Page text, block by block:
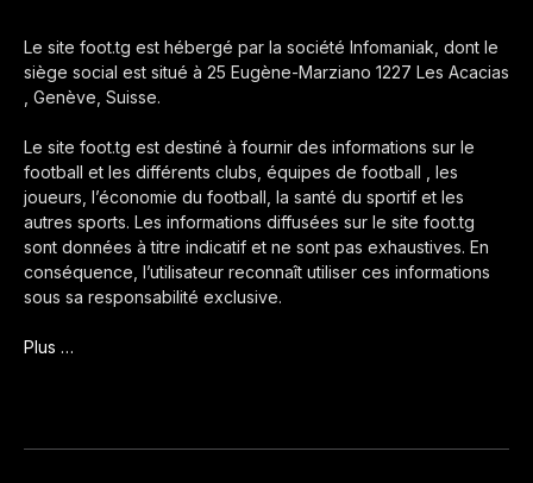
Le site foot.tg est hébergé par la société Infomaniak, dont le
siège social est situé à 25 Eugène-Marziano 1227 Les Acacias
, Genève, Suisse.
Le site foot.tg est destiné à fournir des informations sur le
football et les différents clubs, équipes de football , les
joueurs, l’économie du football, la santé du sportif et les
autres sports. Les informations diffusées sur le site foot.tg
sont données à titre indicatif et ne sont pas exhaustives. En
conséquence, l’utilisateur reconnaît utiliser ces informations
sous sa responsabilité exclusive.
Plus …